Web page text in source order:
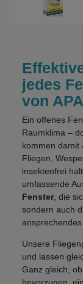
jedes
von
Ein offenes
Raumklima –
kommen damit
Fliegen,
insektenfrei
umfassende
Fenster , die
sondern auch
Unsere
und lassen
Ganz gleich,
bevorzugen,